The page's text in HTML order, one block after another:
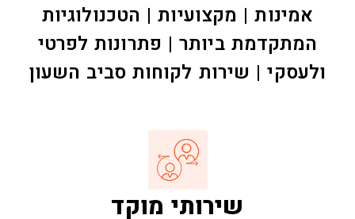
אמינות | מקצועיות | הטכנולוגיות
המתקדמת ביותר | פתרונות לפרטי
ולעסקי | שירות לקוחות סביב השעון
שירותי מוקד